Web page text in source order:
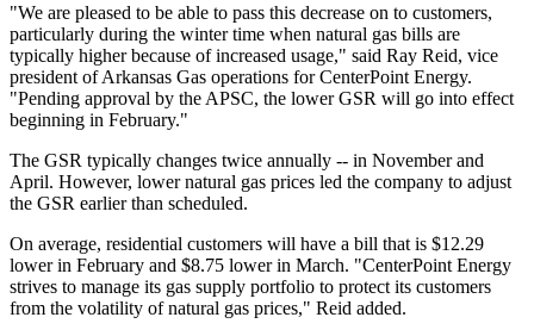
"We are pleased to be able to pass this decrease on to customers,
particularly during the winter time when natural gas bills are
typically higher because of increased usage," said Ray Reid, vice
president of Arkansas Gas operations for CenterPoint Energy.
"Pending approval by the APSC, the lower GSR will go into effect
beginning in February."
The GSR typically changes twice annually -- in November and
April. However, lower natural gas prices led the company to adjust
the GSR earlier than scheduled.
On average, residential customers will have a bill that is $12.29
lower in February and $8.75 lower in March. "CenterPoint Energy
strives to manage its gas supply portfolio to protect its customers
from the volatility of natural gas prices," Reid added.